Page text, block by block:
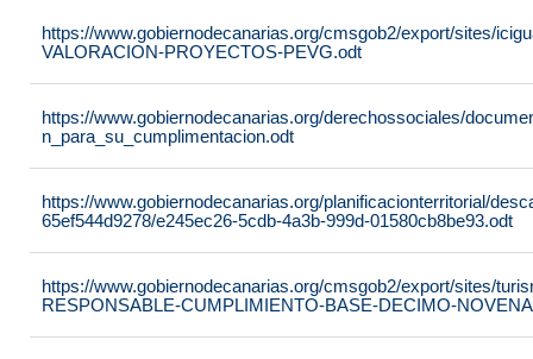
https://www.gobiernodecanarias.org/cmsgob2/export/sites/
VALORACION-PROYECTOS-PEVG.odt
https://www.gobiernodecanarias.org/derechossociales/
n_para_su_cumplimentacion.odt
https://www.gobiernodecanarias.org/planificacionterritorial/
65ef544d9278/e245ec26-5cdb-4a3b-999d-01580cb8be93.odt
https://www.gobiernodecanarias.org/cmsgob2/export/sites/
RESPONSABLE-CUMPLIMIENTO-BASE-DECIMO-